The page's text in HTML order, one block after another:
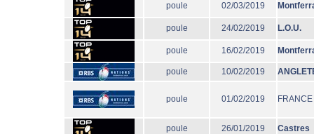
poule 02/03/2019
poule 24/02/2019 L.O.U.
poule 16/02/2019
poule 10/02/2019
poule 01/02/2019 FRANCE
poule 26/01/2019 Castres